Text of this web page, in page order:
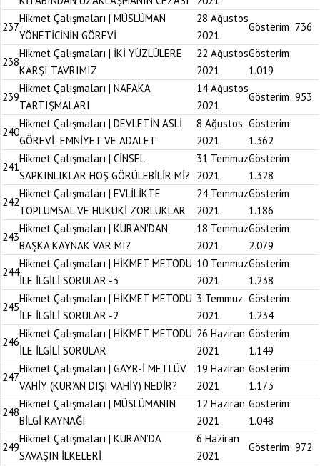
237
Hikmet Çalışmaları | MÜSLÜMAN
YÖNETİCİNİN GÖREVİ
28 Ağustos
2021
Gösterim: 736
238
Hikmet Çalışmaları | İKİ YÜZLÜLERE
KARŞI TAVRIMIZ
22 Ağustos
2021
Gösterim:
1.019
239
Hikmet Çalışmaları | NAFAKA
TARTIŞMALARI
14 Ağustos
2021
Gösterim: 953
240
Hikmet Çalışmaları | DEVLETİN ASLİ
GÖREVİ: EMNİYET VE ADALET
8 Ağustos
2021
Gösterim:
1.362
241
Hikmet Çalışmaları | CİNSEL
SAPKINLIKLAR HOŞ GÖRÜLEBİLİR Mİ?
31 Temmuz
2021
Gösterim:
1.328
242
Hikmet Çalışmaları | EVLİLİKTE
TOPLUMSAL VE HUKUKİ ZORLUKLAR
24 Temmuz
2021
Gösterim:
1.186
243
Hikmet Çalışmaları | KUR’AN’DAN
BAŞKA KAYNAK VAR MI?
18 Temmuz
2021
Gösterim:
2.079
244
Hikmet Çalışmaları | HİKMET METODU
İLE İLGİLİ SORULAR -3
10 Temmuz
2021
Gösterim:
1.238
245
Hikmet Çalışmaları | HİKMET METODU
İLE İLGİLİ SORULAR -2
3 Temmuz
2021
Gösterim:
1.234
246
Hikmet Çalışmaları | HİKMET METODU
İLE İLGİLİ SORULAR
26 Haziran
2021
Gösterim:
1.149
247
Hikmet Çalışmaları | GAYR-İ METLÜV
VAHİY (KUR’AN DIŞI VAHİY) NEDİR?
19 Haziran
2021
Gösterim:
1.173
248
Hikmet Çalışmaları | MÜSLÜMANIN
BİLGİ KAYNAĞI
12 Haziran
2021
Gösterim:
1.048
249
Hikmet Çalışmaları | KUR’AN’DA
SAVAŞIN İLKELERİ
6 Haziran
2021
Gösterim: 972